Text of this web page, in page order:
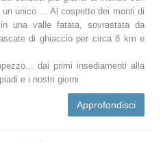
unico ... Al cospetto dei monti di
una valle fatata, sovrastata da
di ghiaccio per circa 8 km e
dai primi insediamenti alla
e i nostri giorni
Approfondisci